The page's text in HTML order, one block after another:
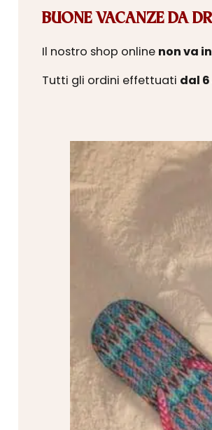
BUONE VACANZE DA
Il nostro shop online non va
Tutti gli ordini effettuati dal